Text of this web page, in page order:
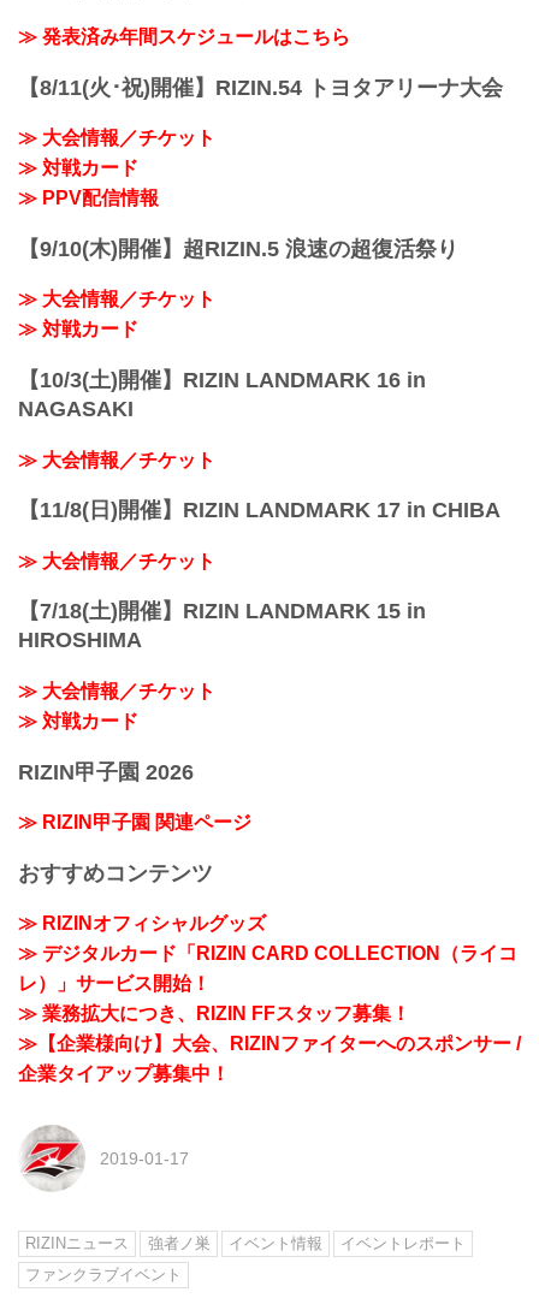
≫ 発表済み年間スケジュールはこちら
【8/11(火･祝)開催】RIZIN.54 トヨタアリーナ大会
≫ 大会情報／チケット
≫ 対戦カード
≫ PPV配信情報
【9/10(木)開催】超RIZIN.5 浪速の超復活祭り
≫ 大会情報／チケット
≫ 対戦カード
【10/3(土)開催】RIZIN LANDMARK 16 in
NAGASAKI
≫ 大会情報／チケット
【11/8(日)開催】RIZIN LANDMARK 17 in CHIBA
≫ 大会情報／チケット
【7/18(土)開催】RIZIN LANDMARK 15 in
HIROSHIMA
≫ 大会情報／チケット
≫ 対戦カード
RIZIN甲子園 2026
≫ RIZIN甲子園 関連ページ
おすすめコンテンツ
≫ RIZINオフィシャルグッズ
≫ デジタルカード「RIZIN CARD COLLECTION（ライコ
レ）」サービス開始！
≫ 業務拡大につき、RIZIN FFスタッフ募集！
≫【企業様向け】大会、RIZINファイターへのスポンサー /
企業タイアップ募集中！
2019-01-17
RIZINニュース 強者ノ巣 イベント情報
イベントレポート
ファンクラブイベント